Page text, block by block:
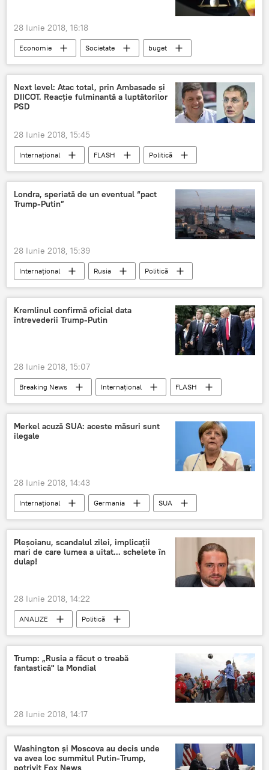
video
28 Iunie 2018, 16:18
Economie Societate
buget
deficit
creștere România
Next level: Atac total, prin Ambasade și
DIICOT. Reacție fulminantă a luptătorilor
PSD
28 Iunie 2018, 15:45
Internaţional FLASH
Politică
Rezist
PSD Romania
Șerban Nicolae
Liviu Pleșoianu
ambasade
reacții
România
Londra, speriată de un eventual “pact
Trump-Putin”
28 Iunie 2018, 15:39
Internaţional Rusia
Politică
Crimeea
Ucraina
Marea Britanie
Moscova
Londra
Washington
Helsinki
Vladimir Putin
negocieri
pact
Întâlnirea Putin - Trump la Helsinki (2018)
Kremlinul confirmă oficial data
întrevederii Trump-Putin
28 Iunie 2018, 15:07
Breaking News Internaţional
FLASH
Rusia
PSD Romania
Întâlnirea Putin - Trump la Helsinki (2018)
Klaus Iohannis
Merkel acuză SUA: aceste măsuri sunt
ilegale
28 Iunie 2018, 14:43
Internaţional Germania
SUA
Washington
Berlin
Angela Merkel
Război comercial
Bundestag
oțel
aluminiu
taxe de import
Pleșoianu, scandalul zilei, implicații
mari de care lumea a uitat... schelete în
dulap!
28 Iunie 2018, 14:22
ANALIZE Politică
Trump: „Rusia a făcut o treabă
fantastică" la Mondial
28 Iunie 2018, 14:17
Washington și Moscova au decis unde
va avea loc summitul Putin-Trump,
potrivit Fox News